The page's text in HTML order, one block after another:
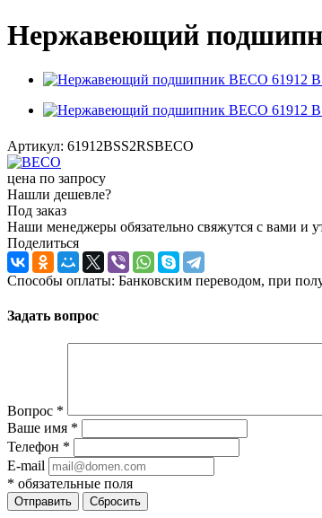
Нержавеющий
Артикул: 61912BSS2RSBECO
цена по запросу
Нашли дешевле?
Под заказ
Наши менеджеры обязательно свяжутся с вами и
Поделиться
Способы оплаты: Банковским переводом, при
Задать вопрос
Вопрос *
Ваше имя *
Телефон *
E-mail
* обязательные поля
Отправить Сбросить